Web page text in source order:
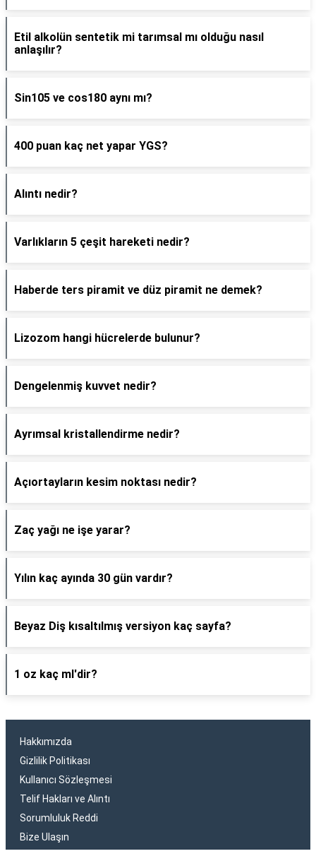
Etil alkolün sentetik mi tarımsal mı olduğu nasıl
anlaşılır?
Sin105 ve cos180 aynı mı?
400 puan kaç net yapar YGS?
Alıntı nedir?
Varlıkların 5 çeşit hareketi nedir?
Haberde ters piramit ve düz piramit ne demek?
Lizozom hangi hücrelerde bulunur?
Dengelenmiş kuvvet nedir?
Ayrımsal kristallendirme nedir?
Açıortayların kesim noktası nedir?
Zaç yağı ne işe yarar?
Yılın kaç ayında 30 gün vardır?
Beyaz Diş kısaltılmış versiyon kaç sayfa?
1 oz kaç ml'dir?
Hakkımızda
Gizlilik Politikası
Kullanıcı Sözleşmesi
Telif Hakları ve Alıntı
Sorumluluk Reddi
Bize Ulaşın